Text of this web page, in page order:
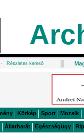
Részletes kereső
Körkép Sport Mozaik
Állatbarát Egészségügy